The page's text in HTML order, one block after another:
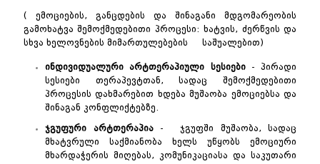
( ემოციების, განცდების და შინაგანი მდგომარეობის
გამოხატვა შემოქმედებითი პროცესი: ხატვის, ძერწვის და
სხვა ხელოვნების მიმართულებების საშუალებით)
ინდივიდუალური არტთერაპიული სესიები- პირადი
სესიები თერაპევტთან, სადაც შემოქმედებითი
პროცესის დახმარებით ხდება მუშაობა ემოციებსა და
შინაგან კონფლიქტებზე.
ჯგუფური არტთერაპია- ჯგუფში მუშაობა, სადაც
მხატვრული საქმიანობა ხელს უწყობს ემოციური
მხარდაჭერის მიღებას, კომუნიკაციასა და საკუთარი